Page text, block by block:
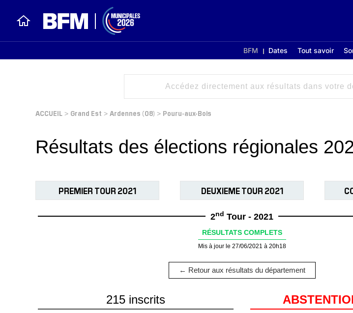
BFM Dates Tout savoir
ACCUEIL > Grand Est > Ardennes (08) > Pouru-aux-Bois
Résultats des élections régionales
PREMIER TOUR 2021 DEUXIEME TOUR 2021
2nd Tour - 2021
RÉSULTATS COMPLETS
Mis à jour le 27/06/2021 à 20h18
← Retour aux résultats du département
215 inscrits